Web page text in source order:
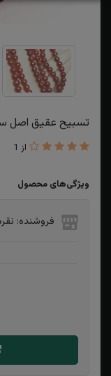
تسبیح عقیق اصل سرخ ۱۰۱
از 1
ویژگی‌های محصول
فروشنده: